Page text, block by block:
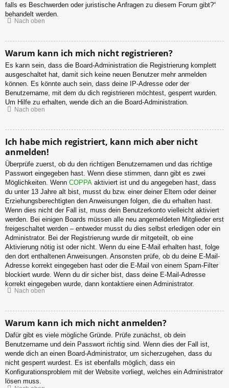
falls es Beschwerden oder juristische Anfragen zu diesem Forum gibt?“
behandelt werden.
Nach oben
Warum kann ich mich nicht registrieren?
Es kann sein, dass die Board-Administration die Registrierung komplett
ausgeschaltet hat, damit sich keine neuen Benutzer mehr anmelden
können. Es könnte auch sein, dass deine IP-Adresse oder der
Benutzername, mit dem du dich registrieren möchtest, gesperrt wurden.
Um Hilfe zu erhalten, wende dich an die Board-Administration.
Nach oben
Ich habe mich registriert, kann mich aber nicht
anmelden!
Überprüfe zuerst, ob du den richtigen Benutzernamen und das richtige
Passwort eingegeben hast. Wenn diese stimmen, dann gibt es zwei
Möglichkeiten. Wenn COPPA aktiviert ist und du angegeben hast, dass
du unter 13 Jahre alt bist, musst du bzw. einer deiner Eltern oder deiner
Erziehungsberechtigten den Anweisungen folgen, die du erhalten hast.
Wenn dies nicht der Fall ist, muss dein Benutzerkonto vielleicht aktiviert
werden. Bei einigen Boards müssen alle neu angemeldeten Mitglieder erst
freigeschaltet werden – entweder musst du dies selbst erledigen oder ein
Administrator. Bei der Registrierung wurde dir mitgeteilt, ob eine
Aktivierung nötig ist oder nicht. Wenn du eine E-Mail erhalten hast, folge
den dort enthaltenen Anweisungen. Ansonsten prüfe, ob du deine E-Mail-
Adresse korrekt eingegeben hast oder die E-Mail von einem Spam-Filter
blockiert wurde. Wenn du dir sicher bist, dass deine E-Mail-Adresse
korrekt eingegeben wurde, dann kontaktiere einen Administrator.
Nach oben
Warum kann ich mich nicht anmelden?
Dafür gibt es viele mögliche Gründe. Prüfe zunächst, ob dein
Benutzername und dein Passwort richtig sind. Wenn dies der Fall ist,
wende dich an einen Board-Administrator, um sicherzugehen, dass du
nicht gesperrt wurdest. Es ist ebenfalls möglich, dass ein
Konfigurationsproblem mit der Website vorliegt, welches ein Administrator
lösen muss.